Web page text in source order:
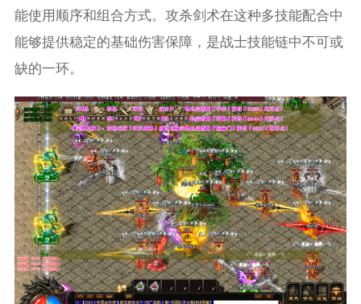
能使用顺序和组合方式。攻杀剑术在这种多技能配合中
能够提供稳定的基础伤害保障，是战士技能链中不可或
缺的一环。